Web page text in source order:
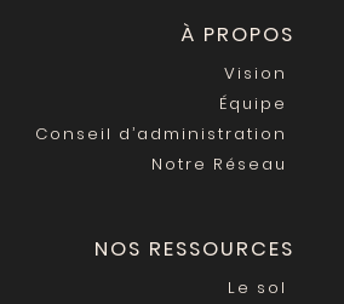
À PROPOS
Vision
Équipe
Conseil d’administration
Notre Réseau
NOS RESSOURCES
Le sol